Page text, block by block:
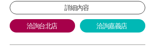
詳細內容
洽詢台北店 洽詢嘉義店